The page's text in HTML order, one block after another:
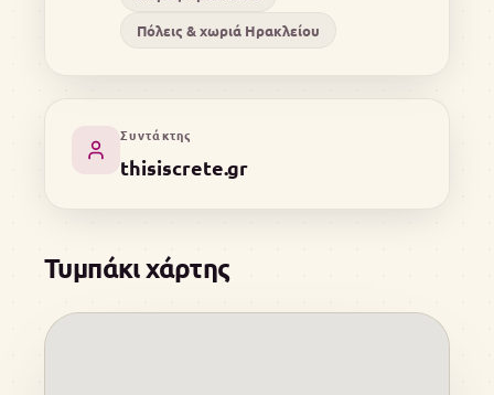
Πόλεις & χωριά Ηρακλείου
Συντάκτης
thisiscrete.gr
Τυμπάκι χάρτης